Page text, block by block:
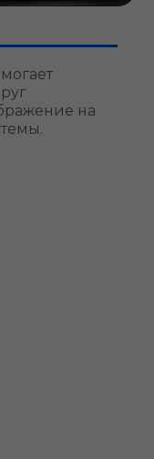
на